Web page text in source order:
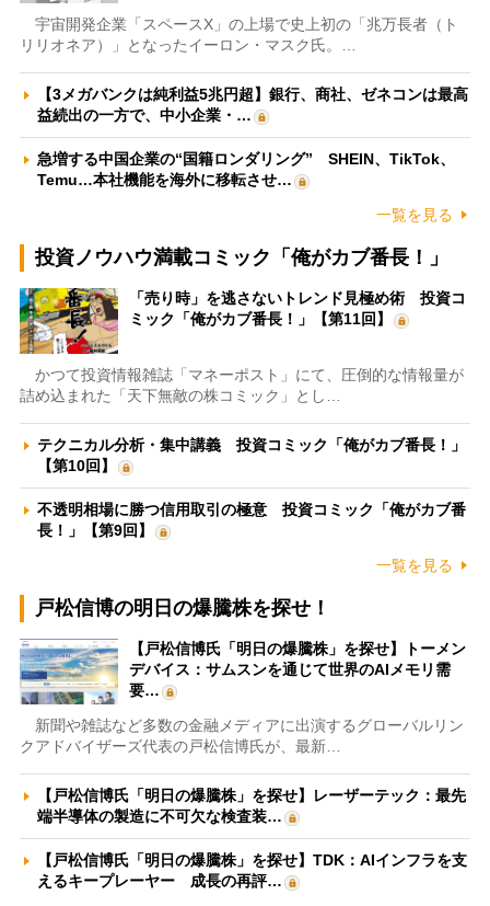
宇宙開発企業「スペースX」の上場で史上初の「兆万長者（ト
リリオネア）」となったイーロン・マスク氏。…
【3メガバンクは純利益5兆円超】銀行、商社、ゼネコンは最高
益続出の一方で、中小企業・…
急増する中国企業の“国籍ロンダリング” SHEIN、TikTok、
Temu…本社機能を海外に移転させ…
一覧を見る
投資ノウハウ満載コミック「俺がカブ番長！」
「売り時」を逃さないトレンド見極め術 投資コ
ミック「俺がカブ番長！」【第11回】
かつて投資情報雑誌「マネーポスト」にて、圧倒的な情報量が
詰め込まれた「天下無敵の株コミック」とし…
テクニカル分析・集中講義 投資コミック「俺がカブ番長！」
【第10回】
不透明相場に勝つ信用取引の極意 投資コミック「俺がカブ番
長！」【第9回】
一覧を見る
戸松信博の明日の爆騰株を探せ！
【戸松信博氏「明日の爆騰株」を探せ】トーメン
デバイス：サムスンを通じて世界のAIメモリ需
要…
新聞や雑誌など多数の金融メディアに出演するグローバルリン
クアドバイザーズ代表の戸松信博氏が、最新…
【戸松信博氏「明日の爆騰株」を探せ】レーザーテック：最先
端半導体の製造に不可欠な検査装…
【戸松信博氏「明日の爆騰株」を探せ】TDK：AIインフラを支
えるキープレーヤー 成長の再評…